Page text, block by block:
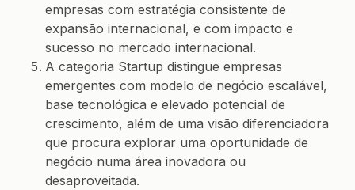
empresas com estratégia consistente de
expansão internacional, e com impacto e
sucesso no mercado internacional.
A categoria Startup distingue empresas
emergentes com modelo de negócio escalável,
base tecnológica e elevado potencial de
crescimento, além de uma visão diferenciadora
que procura explorar uma oportunidade de
negócio numa área inovadora ou
desaproveitada.